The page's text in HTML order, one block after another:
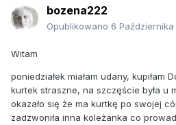
bozena222
Opublikowano 6 Października
Witam
poniedziałek miałam udany, kupiłam
kurtek straszne, na szczęście była u
okazało się że ma kurtkę po swojej
zadzwoniła inna koleżanka co